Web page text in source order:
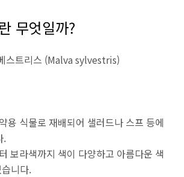
무엇일까?
스트리스 (Malva sylvestris)
용 식물로 재배되어 샐러드나 스프 등에
.
보라색까지 색이 다양하고 아름다운 색
니다.